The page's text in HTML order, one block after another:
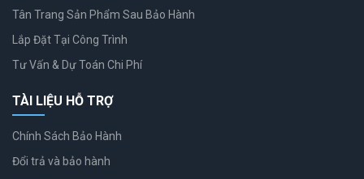
Tân Trang Sản Phẩm Sau Bảo Hành
Lắp Đặt Tại Công Trình
Tư Vấn & Dự Toán Chi Phí
TÀI LIỆU HỖ TRỢ
Chính Sách Bảo Hành
Đổi trả và bảo hành